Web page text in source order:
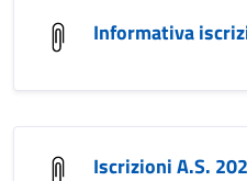
Informativa
Iscrizioni A.S.